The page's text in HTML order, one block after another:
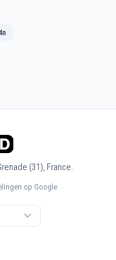
(31), France.
op Google